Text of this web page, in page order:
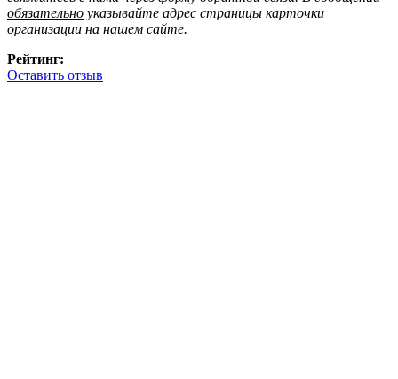
обязательно указывайте адрес страницы карточки
организации на нашем сайте.
Рейтинг:
Оставить отзыв